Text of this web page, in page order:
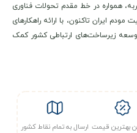
ممکن راهنمایی‌ های لازم را
ثبت نام در سامانه ی
ارسال فوری را ندارد.
همواره در خط مقدم تحولات فناوری
مودم ایران تاکنون، با ارائه راهکارهای
زیرساخت‌های ارتباطی کشور کمک
بهترین قیمت ارسال به تمام نقاط کشور